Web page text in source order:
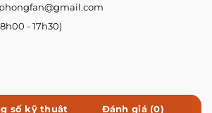
- 17h30)
số kỹ thuật Đánh giá (0)